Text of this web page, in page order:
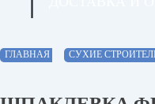
ГЛАВНАЯ СУХИЕ